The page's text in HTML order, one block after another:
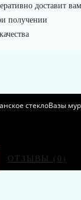
Аксессуары
Вазы
доставит вам
получении
ОТЗЫВЫ (0)